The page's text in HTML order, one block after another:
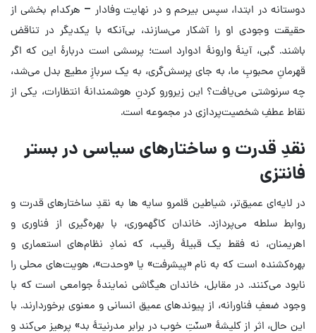
دوستانه در ابتدا، سپس بیرحم و در نهایت وفادار – هرکدام بخشی از
حقیقت وجودی او را آشکار می‌سازند، بی‌آنکه با یکدیگر در تناقض
باشند. گبی، آینهٔ وارونهٔ ادوارد است؛ پرسشی است دربارهٔ این که اگر
قهرمانِ محبوبِ ما، به جای پرسش‌گری، به یک سربازِ مطیع بدل می‌شد،
چه سرنوشتی می‌یافت؟ این زیرورو کردنِ هوشمندانهٔ انتظارات، یکی از
نقاط عطفِ شخصیت‌پردازی در مجموعه است.
نقدِ قدرت و ساختارهای سیاسی در بستر
فانتزی
در لایه‌ای عمیق‌تر، شیاطین قلمرو سایه ها به نقدِ ساختارهای قدرت و
روابط سلطه می‌پردازد. خاندان کاگهموری، با بهره‌گیری از فناوری و
اهریمنان، نه فقط یک قبیلهٔ رقیب، که نمادِ نظام‌های استعماری و
بهره‌کشنده است که به نام «پیشرفت» یا «وحدت»، هویت‌های محلی را
نابود می‌کنند. در مقابل، خاندان هیگاشی نمایندهٔ جوامعی است که با
وجود ضعفِ فناورانه، از پیوندهای عمیق انسانی و معنوی برخوردارند. با
این حال، اثر از کلیشهٔ «سنّتِ خوب در برابر مدرنیتهٔ بد» پرهیز می‌کند و